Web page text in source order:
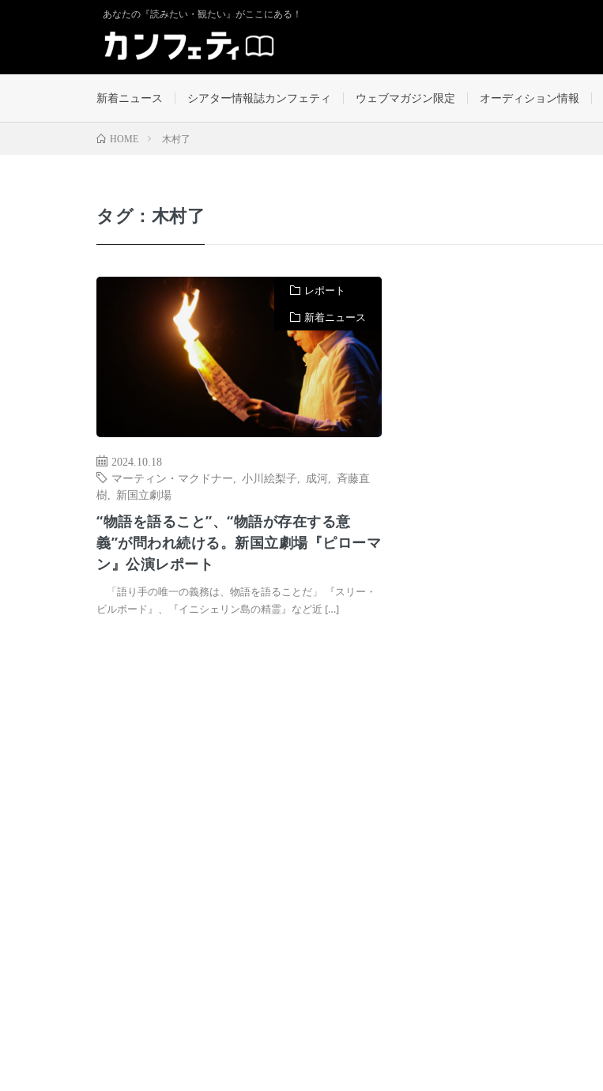
あなたの『読みたい・観たい』がここにある！
新着ニュース シアター情報誌カンフェティ ウェブマガジン限定 オーディション情報
HOME 木村了
タグ：木村了
レポート
新着ニュース
2024.10.18
マーティン・マクドナー
小川絵梨子 成河
斉藤直
樹
新国立劇場
“物語を語ること”、“物語が存在する意
義”が問われ続ける。新国立劇場『ピローマ
ン』公演レポート
「語り手の唯一の義務は、物語を語ることだ」 『スリー・
ビルボード』、『イニシェリン島の精霊』など近 […]